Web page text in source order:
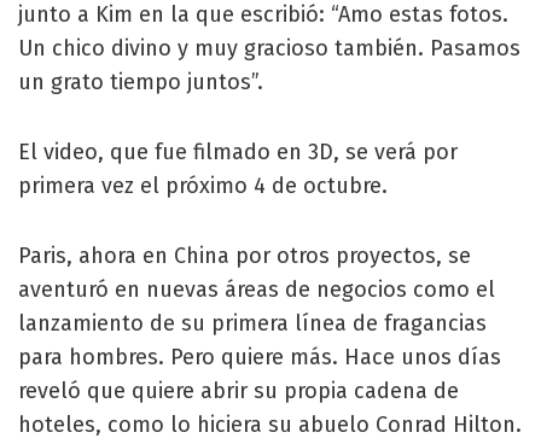
junto a Kim en la que escribió: “Amo estas fotos.
Un chico divino y muy gracioso también. Pasamos
un grato tiempo juntos”.
El video, que fue filmado en 3D, se verá por
primera vez el próximo 4 de octubre.
Paris, ahora en China por otros proyectos, se
aventuró en nuevas áreas de negocios como el
lanzamiento de su primera línea de fragancias
para hombres. Pero quiere más. Hace unos días
reveló que quiere abrir su propia cadena de
hoteles, como lo hiciera su abuelo Conrad Hilton.